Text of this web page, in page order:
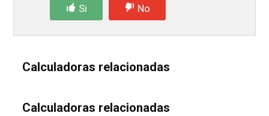
Si No
Calculadoras relacionadas
Calculadoras relacionadas